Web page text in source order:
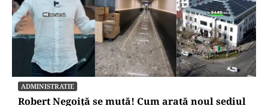
ADMINISTRATIE
Robert Negoiță se mută! Cum arată noul sediul